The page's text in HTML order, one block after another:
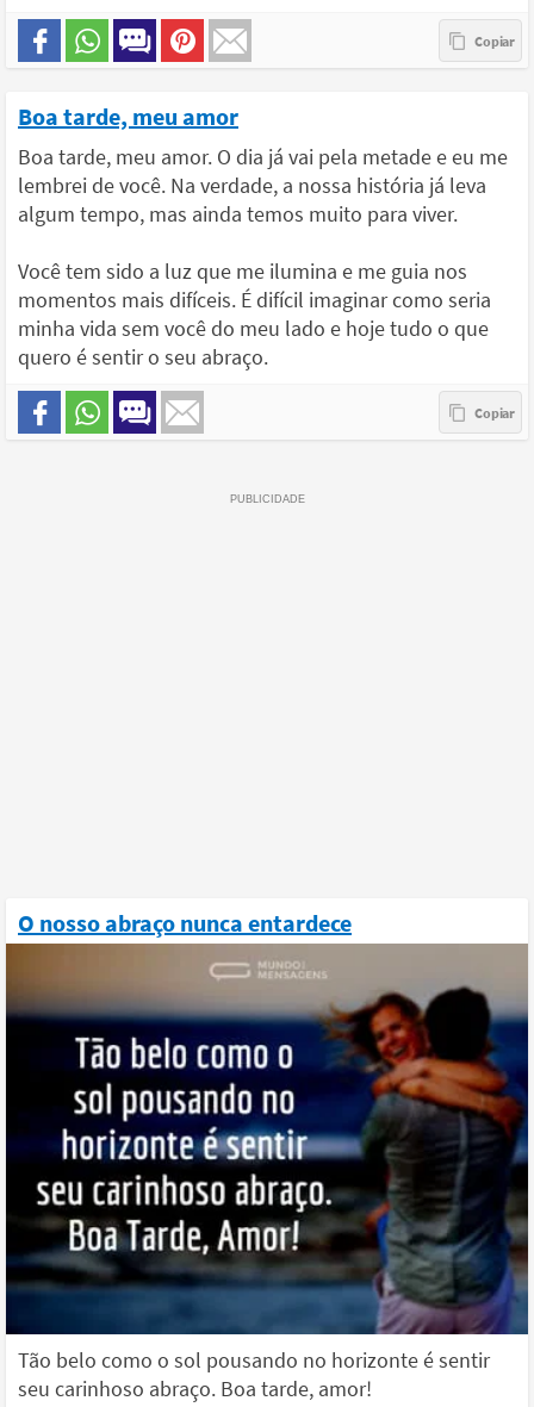
Boa tarde, meu amor
Boa tarde, meu amor. O dia já vai pela metade e eu me
lembrei de você. Na verdade, a nossa história já leva
algum tempo, mas ainda temos muito para viver.
Você tem sido a luz que me ilumina e me guia nos
momentos mais difíceis. É difícil imaginar como seria
minha vida sem você do meu lado e hoje tudo o que
quero é sentir o seu abraço.
O nosso abraço nunca entardece
Tão belo como o sol pousando no horizonte é sentir
seu carinhoso abraço. Boa tarde, amor!